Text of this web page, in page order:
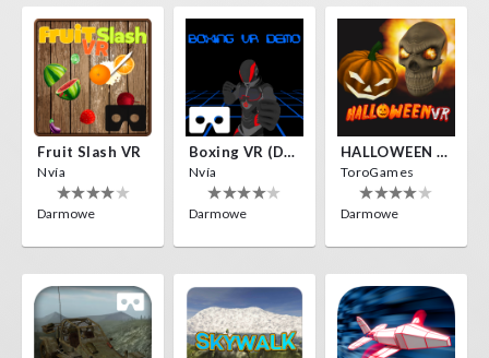
Fruit Slash VR
Nvía
Darmowe
Boxing VR (Demo)
Nvía
Darmowe
HALLOWEEN VR
ToroGames
Darmowe